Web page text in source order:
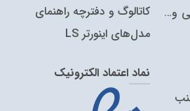
و…
کاتالوگ‌ و دفترچه راهنمای
مدل‌های اینورتر LS
نماد اعتماد الکترونیک